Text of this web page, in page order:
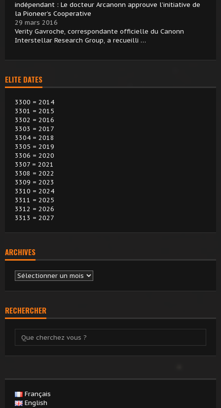
indépendant : Le docteur Arcanonn approuve l’initiative de
la Pioneer’s Cooperative
29 mars 2016
Verity Gavroche, correspondante officielle du Canonn
Interstellar Research Group, a recueilli …
ELITE DATES
3300 = 2014
3301 = 2015
3302 = 2016
3303 = 2017
3304 = 2018
3305 = 2019
3306 = 2020
3307 = 2021
3308 = 2022
3309 = 2023
3310 = 2024
3311 = 2025
3312 = 2026
3313 = 2027
ARCHIVES
Archives
RECHERCHER
Français
English